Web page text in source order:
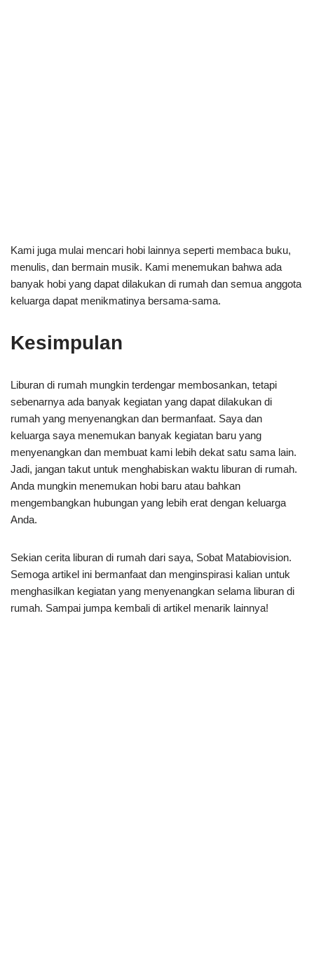
Kami juga mulai mencari hobi lainnya seperti membaca buku,
menulis, dan bermain musik. Kami menemukan bahwa ada
banyak hobi yang dapat dilakukan di rumah dan semua anggota
keluarga dapat menikmatinya bersama-sama.
Kesimpulan
Liburan di rumah mungkin terdengar membosankan, tetapi
sebenarnya ada banyak kegiatan yang dapat dilakukan di
rumah yang menyenangkan dan bermanfaat. Saya dan
keluarga saya menemukan banyak kegiatan baru yang
menyenangkan dan membuat kami lebih dekat satu sama lain.
Jadi, jangan takut untuk menghabiskan waktu liburan di rumah.
Anda mungkin menemukan hobi baru atau bahkan
mengembangkan hubungan yang lebih erat dengan keluarga
Anda.
Sekian cerita liburan di rumah dari saya, Sobat Matabiovision.
Semoga artikel ini bermanfaat dan menginspirasi kalian untuk
menghasilkan kegiatan yang menyenangkan selama liburan di
rumah. Sampai jumpa kembali di artikel menarik lainnya!